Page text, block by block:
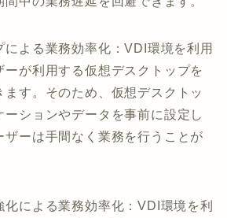
による業務効率化：VDI環境を利用
が利用する仮想デスクトップを
す。そのため、仮想デスクトッ
ーションやデータを事前に設定し
ザーは手間なく業務を行うことが
化による業務効率化：VDI環境を利